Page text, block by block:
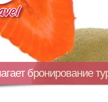
бронирование